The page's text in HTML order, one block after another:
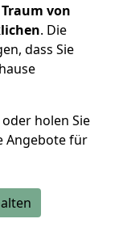
von
. Die
dass Sie
oder holen Sie
Angebote für